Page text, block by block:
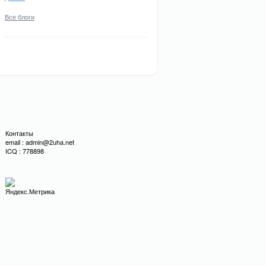
Все блоги
Контакты
email : admin@2uha.net
ICQ : 778898